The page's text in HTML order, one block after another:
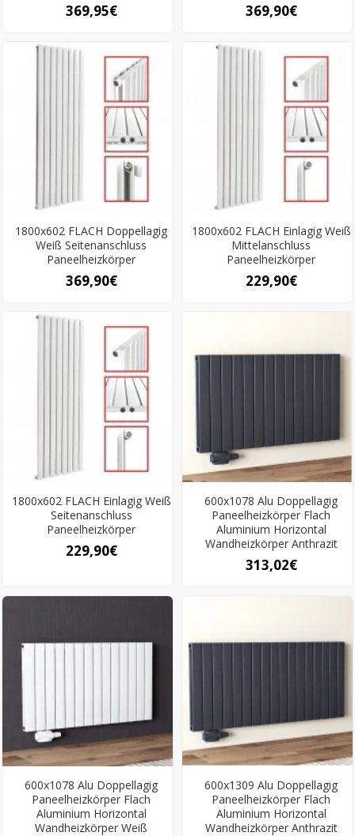
369,95€ 369,90€
1800x602 FLACH Doppellagig
Weiß Seitenanschluss
Paneelheizkörper
369,90€
1800x602 FLACH Einlagig Weiß
Mittelanschluss
Paneelheizkörper
229,90€
1800x602 FLACH Einlagig Weiß
Seitenanschluss
Paneelheizkörper
229,90€
600x1078 Alu Doppellagig
Paneelheizkörper Flach
Aluminium Horizontal
Wandheizkörper Anthrazit
313,02€
600x1078 Alu Doppellagig
Paneelheizkörper Flach
Aluminium Horizontal
Wandheizkörper Weiß
600x1309 Alu Doppellagig
Paneelheizkörper Flach
Aluminium Horizontal
Wandheizkörper Anthrazit